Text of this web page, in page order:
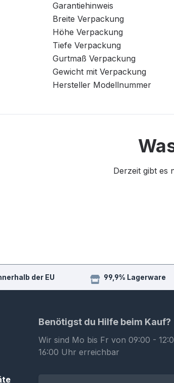
Garantiehinweis
Breite Verpackung
Höhe Verpackung
Tiefe Verpackung
Gurtmaß Verpackung
Gewicht mit Verpackung
Hersteller Modellnummer
Derzeit gibt es
der EU 99,9% Lagerware
Benötigst du Hilfe beim Kauf?
Wir sind Mo bis Fr von 09:00 -
16:00 Uhr erreichbar